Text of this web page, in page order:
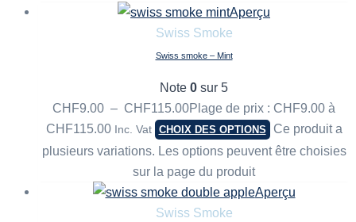
Aperçu
Swiss Smoke
Swiss smoke – Mint
Note 0 sur 5
CHF9.00 – CHF115.00Plage de prix : CHF9.00 à
CHF115.00
Inc. Vat CHOIX DES OPTIONS
Ce produit a
plusieurs variations. Les options peuvent être choisies
sur la page du produit
Aperçu
Swiss Smoke